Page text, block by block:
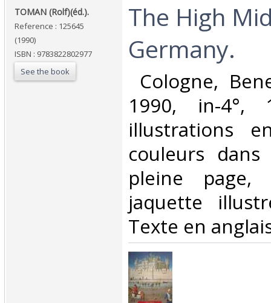
‎TOMAN (Rolf)(éd.).‎
Reference : 125645
(1990)
ISBN : 9783822802977
See the book
‎The High
Germany.‎
Cologne,
1990, in-4°,
illustrations
couleurs
pleine page,
jaquette
Texte en